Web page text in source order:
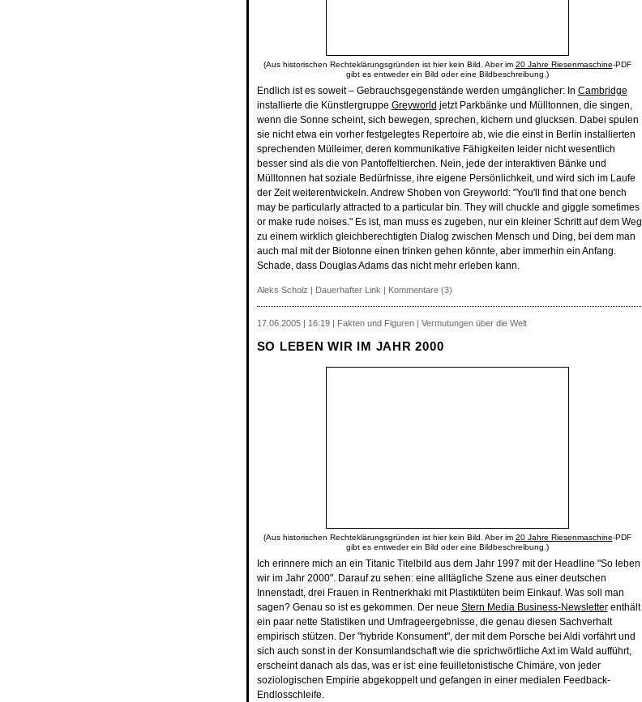
(Aus historischen Rechteklärungsgründen ist hier kein Bild. Aber im 20 Jahre Riesenmaschine-PDF
gibt es entweder ein Bild oder eine Bildbeschreibung.)
Endlich ist es soweit – Gebrauchsgegenstände werden umgänglicher: In Cambridge
installierte die Künstlergruppe Greyworld jetzt Parkbänke und Mülltonnen, die singen,
wenn die Sonne scheint, sich bewegen, sprechen, kichern und glucksen. Dabei spulen
sie nicht etwa ein vorher festgelegtes Repertoire ab, wie die einst in Berlin installierten
sprechenden Mülleimer, deren kommunikative Fähigkeiten leider nicht wesentlich
besser sind als die von Pantoffeltierchen. Nein, jede der interaktiven Bänke und
Mülltonnen hat soziale Bedürfnisse, ihre eigene Persönlichkeit, und wird sich im Laufe
der Zeit weiterentwickeln. Andrew Shoben von Greyworld: "You'll find that one bench
may be particularly attracted to a particular bin. They will chuckle and giggle sometimes
or make rude noises." Es ist, man muss es zugeben, nur ein kleiner Schritt auf dem Weg
zu einem wirklich gleichberechtigten Dialog zwischen Mensch und Ding, bei dem man
auch mal mit der Biotonne einen trinken gehen könnte, aber immerhin ein Anfang.
Schade, dass Douglas Adams das nicht mehr erleben kann.
Aleks Scholz | Dauerhafter Link | Kommentare (3)
17.06.2005 | 16:19 | Fakten und Figuren | Vermutungen über die Welt
SO LEBEN WIR IM JAHR 2000
(Aus historischen Rechteklärungsgründen ist hier kein Bild. Aber im 20 Jahre Riesenmaschine-PDF
gibt es entweder ein Bild oder eine Bildbeschreibung.)
Ich erinnere mich an ein Titanic Titelbild aus dem Jahr 1997 mit der Headline "So leben
wir im Jahr 2000". Darauf zu sehen: eine alltägliche Szene aus einer deutschen
Innenstadt, drei Frauen in Rentnerkhaki mit Plastiktüten beim Einkauf. Was soll man
sagen? Genau so ist es gekommen. Der neue Stern Media Business-Newsletterenthält
ein paar nette Statistiken und Umfrageergebnisse, die genau diesen Sachverhalt
empirisch stützen. Der "hybride Konsument", der mit dem Porsche bei Aldi vorfährt und
sich auch sonst in der Konsumlandschaft wie die sprichwörtliche Axt im Wald aufführt,
erscheint danach als das, was er ist: eine feuilletonistische Chimäre, von jeder
soziologischen Empirie abgekoppelt und gefangen in einer medialen Feedback-
Endlosschleife.